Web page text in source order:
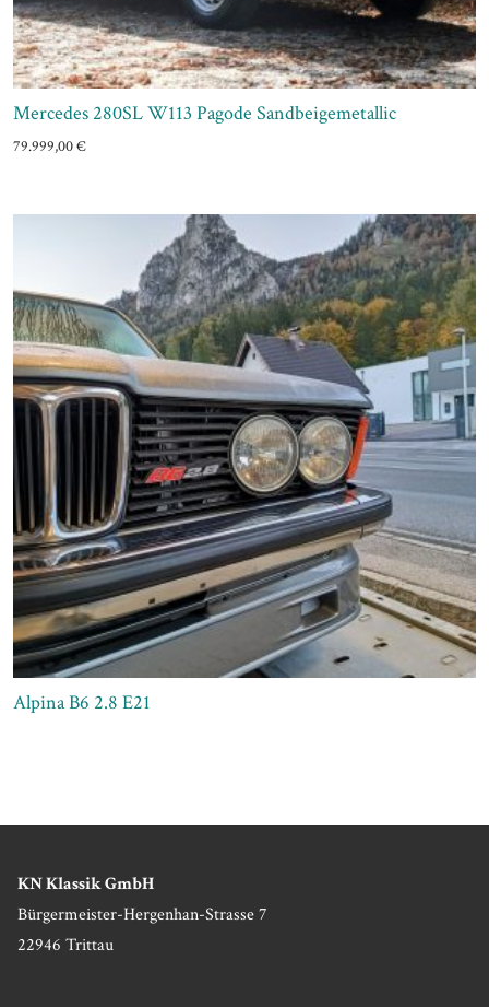
Mercedes 280SL W113 Pagode Sandbeigemetallic
79.999,00€
Alpina B6 2.8 E21
KN Klassik GmbH
Bürgermeister-Hergenhan-Strasse 7
22946 Trittau